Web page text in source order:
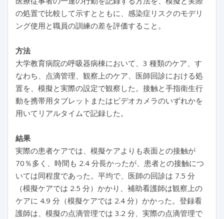
の処置で比較して示すとともに、感染症リスクのモデリ
ング使用と職員の訓練の差を評価すること。
方法
大学教育病院の呼吸器病棟において、3 種類のケア、す
なわち、点滴管理、観察上のケア、医師回診における処
置を、模擬と実際の設定で観察した。接触と手指衛生行
動を携帯用タブレットまたはビデオカメラのいずれかを
用いてリアルタイムで記録した。
結果
実際の患者ケアでは、模擬ケアよりも表面との接触が
70％多く、時間も 2.4 分長かったが、患者との接触につ
いては同程度であった。平均で、医師の回診は 7.5 分
（模擬ケアでは 2.5 分）かかり、補助看護師は観察上の
ケアに 4.9 分（模擬ケアでは 2.4 分）かかった。登録看
護師は、模擬の点滴管理では 3.2 分、実際の点滴管理で